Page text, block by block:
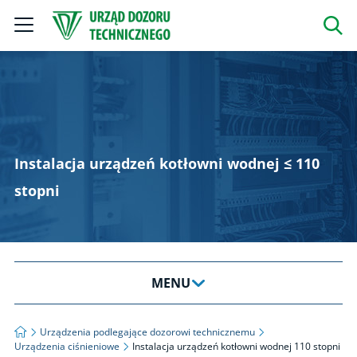
Instalacja urządzeń kotłowni wodnej ≤ 110
stopni
Strona główna
Urządzenia podlegające dozorowi technicznemu
Urządzenia ciśnieniowe
Instalacja urządzeń kotłowni wodnej 110 stopni
MENU
Urządzenia podlegające dozorowi technicznemu